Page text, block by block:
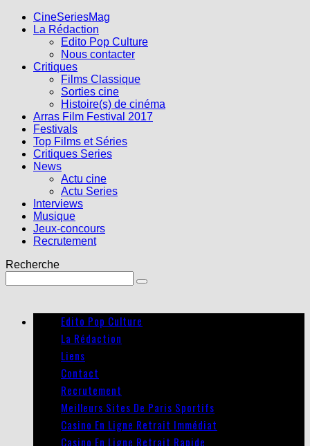
CineSeriesMag
La Rédaction
Edito Pop Culture
Nous contacter
Critiques
Films Classique
Sorties cine
Histoire(s) de cinéma
Arras Film Festival 2017
Festivals
Top Films et Séries
Critiques Series
News
Actu cine
Actu Series
Interviews
Musique
Jeux-concours
Recrutement
Recherche
Edito Pop Culture
La Rédaction
Liens
Contact
Recrutement
Meilleurs Sites De Paris Sportifs
Casino En Ligne Retrait Immédiat
Casino En Ligne Retrait Rapide